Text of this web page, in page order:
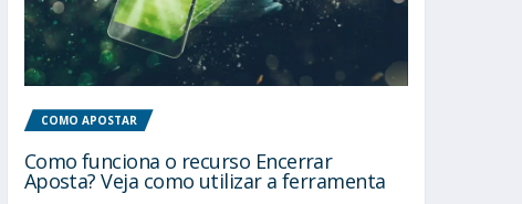
COMO APOSTAR
Como funciona o recurso Encerrar
Aposta? Veja como utilizar a ferramenta